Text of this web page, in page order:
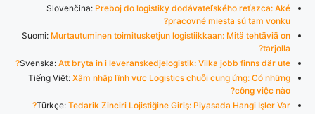
Slovenčina: Preboj do logistiky dodávateľského reťazca: Aké
pracovné miesta sú tam vonku?
Suomi: Murtautuminen toimitusketjun logistiikkaan: Mitä tehtäviä on
tarjolla?
Svenska: Att bryta in i leveranskedjelogistik: Vilka jobb finns där ute?
Tiếng Việt: Xâm nhập lĩnh vực Logistics chuỗi cung ứng: Có những
công việc nào?
Türkçe: Tedarik Zinciri Lojistiğine Giriş: Piyasada Hangi İşler Var?